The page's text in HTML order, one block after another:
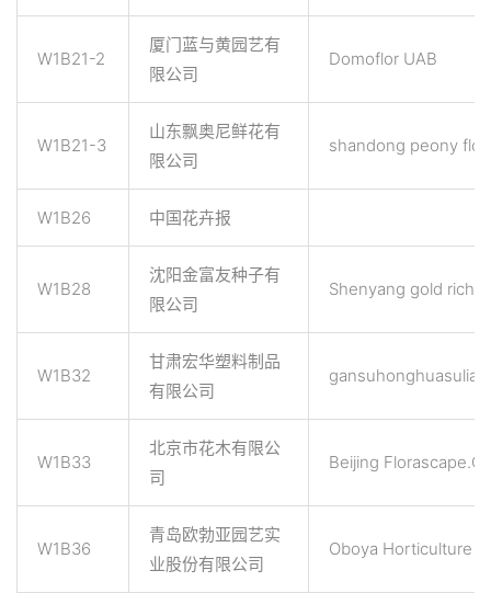
W1B21-2
厦门蓝与黄园艺有
限公司
Domoflor UAB
W1B21-3
山东飘奥尼鲜花有
限公司
shandong peony
W1B26 中国花卉报
W1B28
沈阳金富友种子有
限公司
Shenyang gold rich
W1B32
甘肃宏华塑料制品
有限公司
W1B33
北京市花木有限公
司
Beijing
W1B36
青岛欧勃亚园艺实
业股份有限公司
Oboya Horticulture